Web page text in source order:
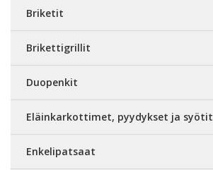
Briketit
Brikettigrillit
Duopenkit
Eläinkarkottimet, pyydykset ja syötit
Enkelipatsaat